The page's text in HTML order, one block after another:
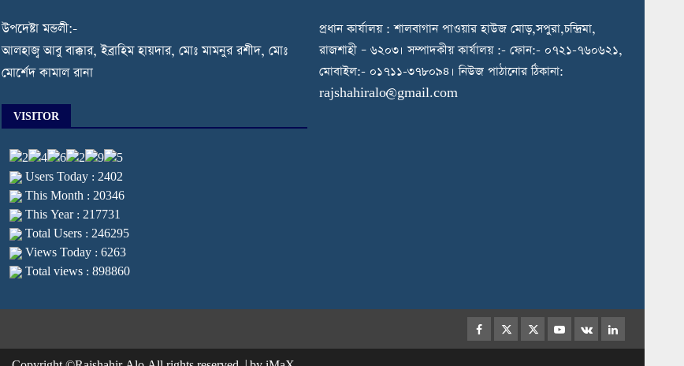
উপদেষ্টা মন্ডলী:-
আলহাজ্ব আবু বাক্কার, ইব্রাহিম হায়দার, মোঃ মামনুর রশীদ, মোঃ
মোর্শেদ কামাল রানা
VISITOR
Users Today : 2402
This Month : 20346
This Year : 217731
Total Users : 246295
Views Today : 6263
Total views : 898860
প্রধান কার্যালয় : শালবাগান পাওয়ার হাউজ মোড়,সপুরা,চন্দ্রিমা,
রাজশাহী – ৬২০৩। সম্পাদকীয় কার্যালয় :- ফোন:- ০৭২১-৭৬০৬২১,
মোবাইল:- ০১৭১১-৩৭৮০৯৪। নিউজ পাঠানোর ঠিকানা:
rajshahiralo@gmail.com
Facebook
TwitterInstagram
Youtube
VK LinkedIn